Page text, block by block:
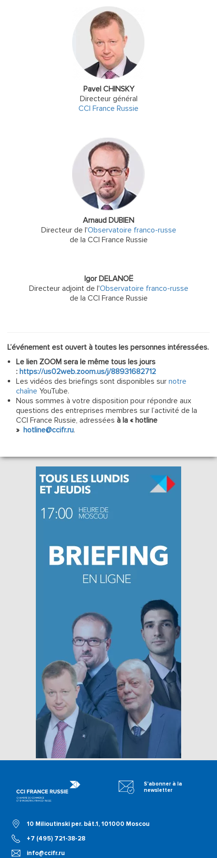
Pavel CHINSKY
Directeur général
CCI France Russie
Arnaud DUBIEN
Directeur de l'Observatoire franco-russe
de la CCI France Russie
Igor DELANOË
Directeur adjoint de l'Observatoire franco-russe
de la CCI France Russie
L’événement est ouvert à toutes les personnes intéressées.
Le lien ZOOM sera le même tous les jours
: https://us02web.zoom.us/j/88931682712
Les vidéos des briefings sont disponibles sur notre
chaîne YouTube.
Nous sommes à votre disposition pour répondre aux
questions des entreprises membres sur l’activité de la
CCI France Russie, adressées à la « hotline
» hotline@ccifr.ru.
10 Milioutinski per. bât.1, 101000 Moscou
+7 (495) 721-38-28
info@ccifr.ru
S'abonner à la
newsletter